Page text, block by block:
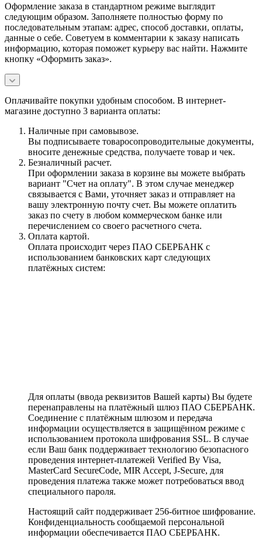
Оформление заказа в стандартном режиме выглядит
следующим образом. Заполняете полностью форму по
последовательным этапам: адрес, способ доставки, оплаты,
данные о себе. Советуем в комментарии к заказу написать
информацию, которая поможет курьеру вас найти. Нажмите
кнопку «Оформить заказ».
Оплачивайте покупки удобным способом. В интернет-
магазине доступно 3 варианта оплаты:
Наличные при самовывозе.
Вы подписываете товаросопроводительные документы,
вносите денежные средства, получаете товар и чек.
Безналичный расчет.
При оформлении заказа в корзине вы можете выбрать
вариант "Счет на оплату". В этом случае менеджер
связывается с Вами, уточняет заказ и отправляет на
вашу электронную почту счет. Вы можете оплатить
заказ по счету в любом коммерческом банке или
перечислением со своего расчетного счета.
Оплата картой.
Оплата происходит через ПАО СБЕРБАНК с
использованием банковских карт следующих
платёжных систем:
Для оплаты (ввода реквизитов Вашей карты) Вы будете
перенаправлены на платёжный шлюз ПАО СБЕРБАНК.
Соединение с платёжным шлюзом и передача
информации осуществляется в защищённом режиме с
использованием протокола шифрования SSL. В случае
если Ваш банк поддерживает технологию безопасного
проведения интернет-платежей Verified By Visa,
MasterCard SecureCode, MIR Accept, J-Secure, для
проведения платежа также может потребоваться ввод
специального пароля.
Настоящий сайт поддерживает 256-битное шифрование.
Конфиденциальность сообщаемой персональной
информации обеспечивается ПАО СБЕРБАНК.